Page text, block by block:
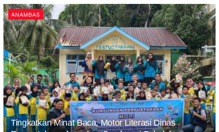
ANAMBAS
Tingkatkan Minat Baca, Motor Literasi Dinas